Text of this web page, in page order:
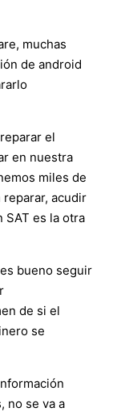
muchas
de android
el
en nuestra
miles de
acudir
es la otra
bueno seguir
de si el
se
no se va a